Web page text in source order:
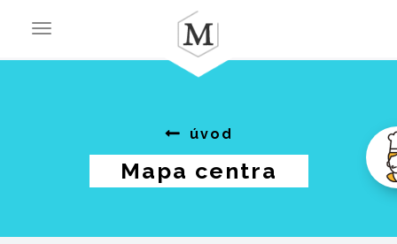
Toggle
úvod
Mapa centra